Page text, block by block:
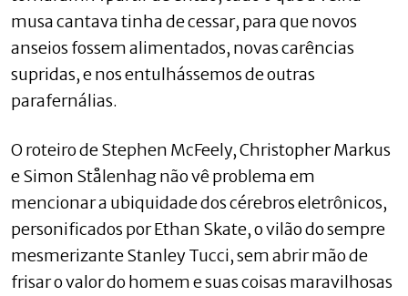
musa cantava tinha de cessar, para que novos
anseios fossem alimentados, novas carências
supridas, e nos entulhássemos de outras
parafernálias.
O roteiro de Stephen McFeely, Christopher Markus
e Simon Stålenhag não vê problema em
mencionar a ubiquidade dos cérebros eletrônicos,
personificados por Ethan Skate, o vilão do sempre
mesmerizante Stanley Tucci, sem abrir mão de
frisar o valor do homem e suas coisas maravilhosas